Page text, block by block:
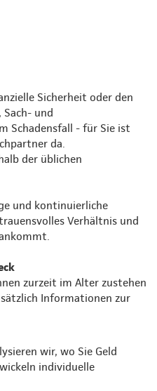
Sicherheit oder den
und
Schadensfall - für Sie ist
da.
der üblichen
und kontinuierliche
Verhältnis und
zurzeit im Alter zustehen
Informationen zur
wir, wo Sie Geld
individuelle